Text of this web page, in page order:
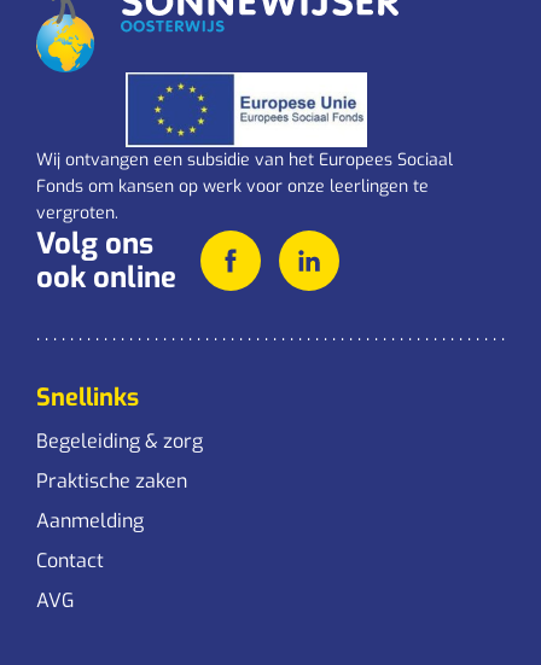
Wij ontvangen een subsidie van het Europees Sociaal
Fonds om kansen op werk voor onze leerlingen te
vergroten.
Volg ons
ook online
Snellinks
Begeleiding & zorg
Praktische zaken
Aanmelding
Contact
AVG